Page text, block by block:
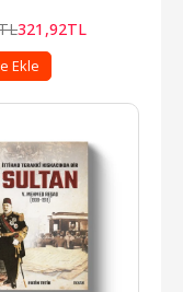
321 ,92TL
Ekle